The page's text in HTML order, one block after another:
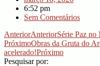
6:52 pm
Sem Comentários
AnteriorAnteriorSérie Paz no
PróximoObras da Gruta do
acelerado!Próximo
Pesquisar por: